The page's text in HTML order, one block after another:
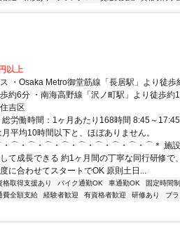
以上
・Osaka Metro御堂筋線「長居駅」より徒
約6分 ・南海高野線「沢ノ町駅」より徒歩約
吉区
総労働時間：1ヶ月あたり168時間 8:45～
平均10時間以下と、ほぼありません。
・⌒・⌒・⌒・⌒・⌒・⌒・⌒・⌒・⌒＊ 施設
て成長できる 約1ヶ月間の丁寧な同行研修で
に合わせてスタートでOK 原則土日...
格取得支援あり バイク通勤OK 車通勤OK 固定時間制
費全額支給 経験者歓迎 有資格者歓迎 研修あり ブ